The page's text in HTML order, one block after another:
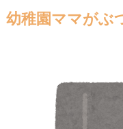
幼稚園ママがぶ